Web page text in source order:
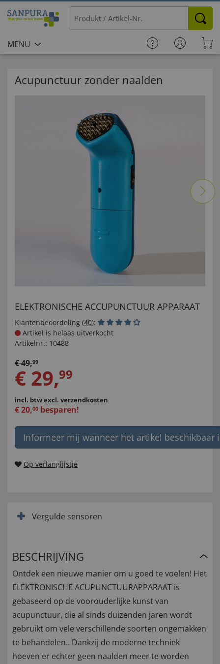
MENU
Acupunctuur zonder naalden
ELEKTRONISCHE ACCUPUNCTUUR APPARAAT
Klantenbeoordeling (40):
Artikel is helaas uitverkocht
Artikelnr.: 10488
€49,99
€ 29,99
incl. btwexcl. verzendkosten
€20,00 besparen!
Informeer mij wanneer het artikel beschikbaar
Op verlanglijstje
Vergulde sensoren
BESCHRIJVING
Ontdek een nieuwe manier om u goed te voelen! Het
ELEKTRONISCHE ACUPUNCTUURAPPARAAT is
gebaseerd op de voorouderlijke kunst van
acupunctuur, die al sinds duizenden jaren wordt
gebruikt om vele verschillende soorten ongemakken
te behandelen.. Dankzij de moderne techniek
hoeven er echter geen naalden meer te worden